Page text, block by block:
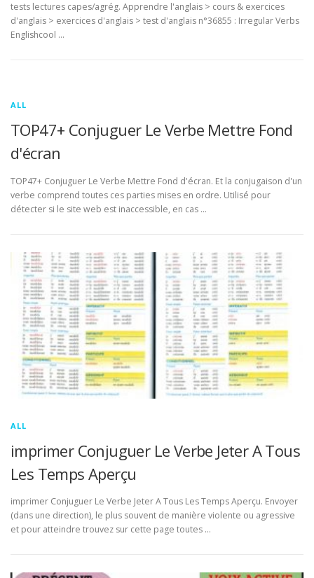
tests lectures capes/agrég. Apprendre l'anglais > cours & exercices
d'anglais > exercices d'anglais > test d'anglais n°36855 : Irregular Verbs
Englishcool …
ALL
TOP47+ Conjuguer Le Verbe Mettre Fond
d'écran
TOP47+ Conjuguer Le Verbe Mettre Fond d'écran. Et la conjugaison d'un
verbe comprend toutes ces parties mises en ordre. Utilisé pour
détecter si le site web est inaccessible, en cas …
ALL
imprimer Conjuguer Le Verbe Jeter A Tous
Les Temps Aperçu
imprimer Conjuguer Le Verbe Jeter A Tous Les Temps Aperçu. Envoyer
(dans une direction), le plus souvent de manière violente ou agressive
et pour atteindre trouvez sur cette page toutes …